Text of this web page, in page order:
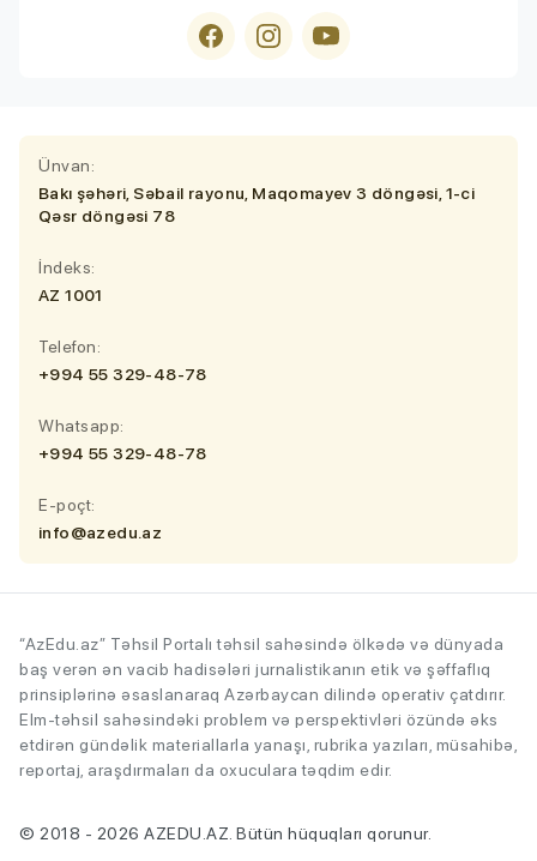
Ünvan:
Bakı şəhəri, Səbail rayonu, Maqomayev 3 döngəsi, 1-ci
Qəsr döngəsi 78
İndeks:
AZ 1001
Telefon:
+994 55 329-48-78
Whatsapp:
+994 55 329-48-78
E-poçt:
info@azedu.az
“AzEdu.az” Təhsil Portalı təhsil sahəsində ölkədə və dünyada
baş verən ən vacib hadisələri jurnalistikanın etik və şəffaflıq
prinsiplərinə əsaslanaraq Azərbaycan dilində operativ çatdırır.
Elm-təhsil sahəsindəki problem və perspektivləri özündə əks
etdirən gündəlik materiallarla yanaşı, rubrika yazıları, müsahibə,
reportaj, araşdırmaları da oxuculara təqdim edir.
© 2018 - 2026 AZEDU.AZ. Bütün hüquqları qorunur.